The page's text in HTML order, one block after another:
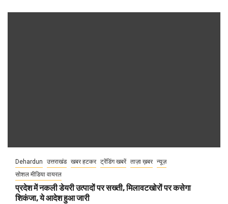
Dehardun उत्तराखंड खबर हटकर ट्रेंडिंग खबरें ताज़ा ख़बर न्यूज़
सोशल मीडिया वायरल
प्रदेश में नकली डेयरी उत्पादों पर सख्ती, मिलावटखोरों पर कसेगा
शिकंजा, ये आदेश हुआ जारी